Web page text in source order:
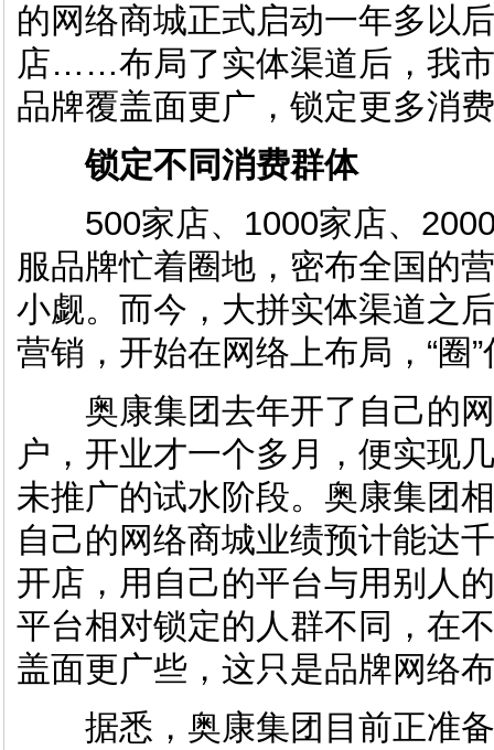
的网络商城正式启动一年多以
店……布局了实体渠道后，我
品牌覆盖面更广，锁定更多消
锁定不同消费群体
500家店、1000家店、
服品牌忙着圈地，密布全国的
小觑。而今，大拼实体渠道之
营销，开始在网络上布局，“圈
奥康集团去年开了自己的网
户，开业才一个多月，便实现
未推广的试水阶段。奥康集团
自己的网络商城业绩预计能达
开店，用自己的平台与用别人
平台相对锁定的人群不同，在
盖面更广些，这只是品牌网络
据悉，奥康集团目前正准备